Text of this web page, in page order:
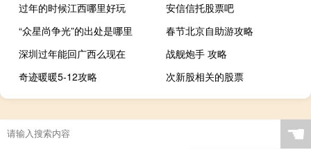
过年的时候江西哪里好玩
安信信托股票吧
“众星尚争光”的出处是哪里
春节北京自助游攻略
深圳过年能回广西么现在
战舰炮手 攻略
奇迹暖暖5-12攻略
次新股相关的股票
☚